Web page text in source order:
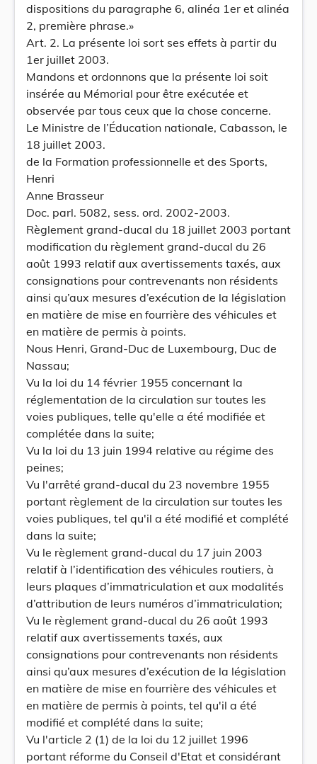
dispositions du paragraphe 6, alinéa 1er et alinéa
2, première phrase.»
Art. 2. La présente loi sort ses effets à partir du
1er juillet 2003.
Mandons et ordonnons que la présente loi soit
insérée au Mémorial pour être exécutée et
observée par tous ceux que la chose concerne.
Le Ministre de l’Éducation nationale, Cabasson, le
18 juillet 2003.
de la Formation professionnelle et des Sports,
Henri
Anne Brasseur
Doc. parl. 5082, sess. ord. 2002-2003.
Règlement grand-ducal du 18 juillet 2003 portant
modification du règlement grand-ducal du 26
août 1993 relatif aux avertissements taxés, aux
consignations pour contrevenants non résidents
ainsi qu’aux mesures d’exécution de la législation
en matière de mise en fourrière des véhicules et
en matière de permis à points.
Nous Henri, Grand-Duc de Luxembourg, Duc de
Nassau;
Vu la loi du 14 février 1955 concernant la
réglementation de la circulation sur toutes les
voies publiques, telle qu'elle a été modifiée et
complétée dans la suite;
Vu la loi du 13 juin 1994 relative au régime des
peines;
Vu l'arrêté grand-ducal du 23 novembre 1955
portant règlement de la circulation sur toutes les
voies publiques, tel qu'il a été modifié et complété
dans la suite;
Vu le règlement grand-ducal du 17 juin 2003
relatif à l’identification des véhicules routiers, à
leurs plaques d’immatriculation et aux modalités
d’attribution de leurs numéros d’immatriculation;
Vu le règlement grand-ducal du 26 août 1993
relatif aux avertissements taxés, aux
consignations pour contrevenants non résidents
ainsi qu’aux mesures d’exécution de la législation
en matière de mise en fourrière des véhicules et
en matière de permis à points, tel qu'il a été
modifié et complété dans la suite;
Vu l'article 2 (1) de la loi du 12 juillet 1996
portant réforme du Conseil d'Etat et considérant